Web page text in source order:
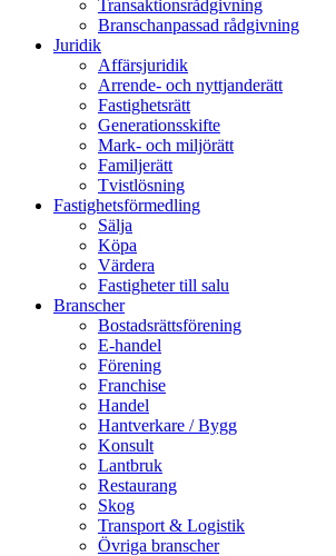
Transaktionsrådgivning
Branschanpassad rådgivning
Juridik
Affärsjuridik
Arrende- och nyttjanderätt
Fastighetsrätt
Generationsskifte
Mark- och miljörätt
Familjerätt
Tvistlösning
Fastighetsförmedling
Sälja
Köpa
Värdera
Fastigheter till salu
Branscher
Bostadsrättsförening
E-handel
Förening
Franchise
Handel
Hantverkare / Bygg
Konsult
Lantbruk
Restaurang
Skog
Transport & Logistik
Övriga branscher